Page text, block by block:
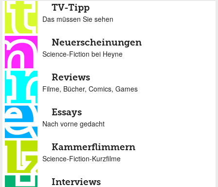
TV-Tipp
Das müssen Sie sehen
Neuerscheinungen
Science-Fiction bei Heyne
Reviews
Filme, Bücher, Comics, Games
Essays
Nach vorne gedacht
Kammerflimmern
Science-Fiction-Kurzfilme
Interviews